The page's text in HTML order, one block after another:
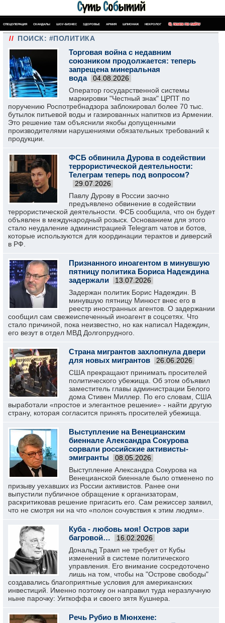
СПЕЦОПЕРАЦИЯ СКАНДАЛЫ ШОУ-БИЗНЕС ЗДОРОВЬЕ АРМИЯ ШПИОНАЖ НЕКРОЛОГ ПОИСК ПО САЙТУ
// ПОИСК: #ПОЛИТИКА
Торговая война с недавним
союзником продолжается: теперь
запрещена минеральная
вода
04.08.2026
Оператор государственной системы
маркировки "Честный знак" ЦРПТ по
поручению Роспотребнадзора заблокировал более 70 тыс.
бутылок питьевой воды и газированных напитков из Армении.
Это решение там объяснили якобы допущенными
производителями нарушениями обязательных требований к
продукции.
ФСБ обвинила Дурова в содействии
террористической деятельности:
Телеграм теперь под вопросом?
29.07.2026
Павлу Дурову в России заочно
предъявлено обвинение в содействии
террористической деятельности. ФСБ сообщила, что он будет
объявлен в международный розыск. Основанием для этого
стало неудаление администрацией Telegram чатов и ботов,
которые используются для координации терактов и диверсий
в РФ.
Признанного иноагентом в минувшую
пятницу политика Бориса Надеждина
задержали
13.07.2026
Задержан политик Борис Надеждин. В
минувшую пятницу Минюст внес его в
реестр иностранных агентов. О задержании
сообщил сам свежеиспеченный иноагент в соцсетях. Что
стало причиной, пока неизвестно, но как написал Надеждин,
его везут в отдел МВД Долгопрудного.
Страна мигрантов захлопнула двери
для новых мигрантов
26.06.2026
США прекращают принимать просителей
политического убежища. Об этом объявил
заместитель главы администрации Белого
дома Стивен Миллер. По его словам, США
выработали «простое и элегантное решение» - найти другую
страну, которая согласится принять просителей убежища.
Выступление на Венецианским
биеннале Александра Сокурова
сорвали российские активисты-
эмигранты
08.05.2026
Выступление Александра Сокурова на
Венецианской биеннале было отменено по
призыву уехавших из России активистов. Ранее они
выпустили публичное обращение к организаторам,
раскритиковав решение пригасить его. Сам режиссер заявил,
что не смотря ни на что «полон сочувствия к этим людям».
Куба - любовь моя! Остров зари
багровой…
16.02.2026
Дональд Трамп не требует от Кубы
изменений в системе политического
управления. Его внимание сосредоточено
лишь на том, чтобы на "Острове свободы"
создавались благоприятные условия для американских
инвестиций. Именно поэтому он направил туда неразлучную
ныне парочку: Уиткоффа и своего зятя Кушнера.
Речь Рубио в Мюнхене: